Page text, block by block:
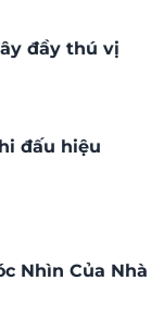
đầy thú vị
đấu hiệu
Nhìn Của Nhà